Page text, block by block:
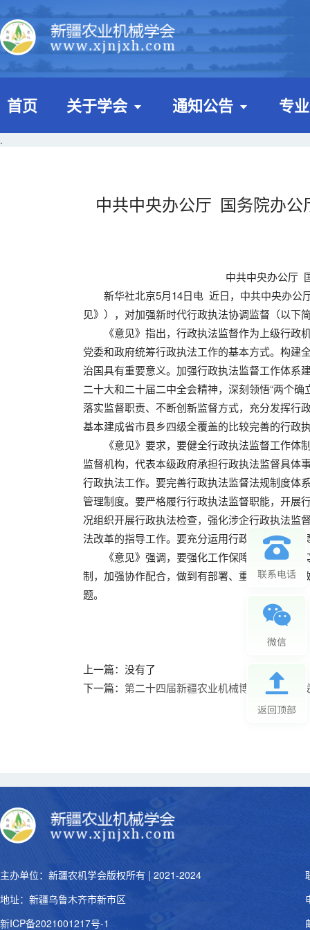
首页 关于学会 通知公告 专
.
中共中央办公厅 国务院办
中共中央办公厅
新华社北京5月14日电 近日，中共中央办公
见》），对加强新时代行政执法协调监督（以下
《意见》指出，行政执法监督作为上级行
党委和政府统筹行政执法工作的基本方式。构建
治国具有重要意义。加强行政执法监督工作体系
二十大和二十届二中全会精神，深刻领悟“两个确
落实监督职责、不断创新监督方式，充分发挥行
基本建成省市县乡四级全覆盖的比较完善的行政
《意见》要求，要健全行政执法监督工作
监督机构，代表本级政府承担行政执法监督具体
行政执法工作。要完善行政执法监督法规制度体
管理制度。要严格履行行政执法监督职能，开展
况组织开展行政执法检查，强化涉企行政执法监
法改革的指导工作。要充分运用行政执法监督结
《意见》强调，要强化工作保障，加强组
制，加强协作配合，做到有部署、重落实、见成
题。
上一篇：没有了
下一篇： 第二十四届新疆农业机械博览会【新闻
主办单位：新疆农机学会版权所有 | 2021-2024
地址：新疆乌鲁木齐市新市区
新ICP备2021001217号-1